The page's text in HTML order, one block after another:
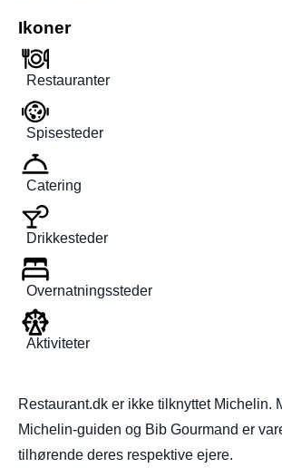
Ikoner
Restauranter
Spisesteder
Catering
Drikkesteder
Overnatningssteder
Aktiviteter
Restaurant.dk er ikke tilknyttet Michelin.
Michelin-guiden og Bib Gourmand er
tilhørende deres respektive ejere.